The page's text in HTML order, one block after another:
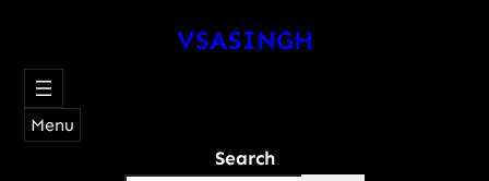
VSASINGH
Menu
Search